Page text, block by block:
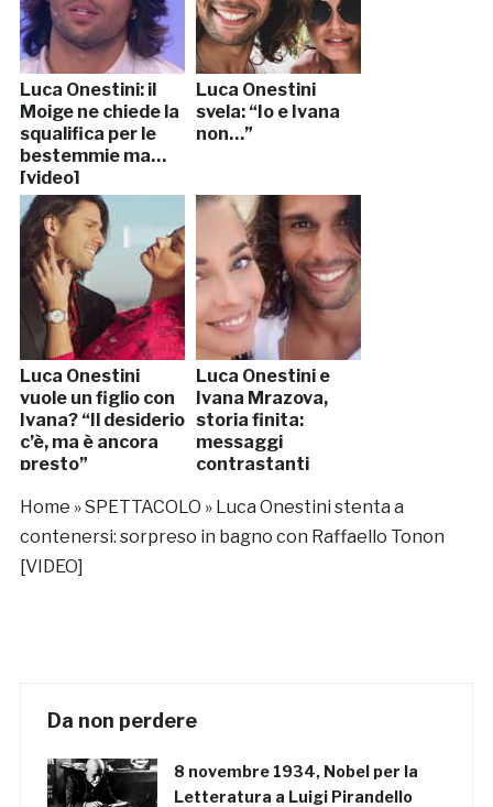
Luca Onestini: il
Moige ne chiede la
squalifica per le
bestemmie ma…
[video]
Luca Onestini
svela: “Io e Ivana
non…”
Luca Onestini
vuole un figlio con
Ivana? “Il desiderio
c’è, ma è ancora
presto”
Luca Onestini e
Ivana Mrazova,
storia finita:
messaggi
contrastanti
Home »SPETTACOLO » Luca Onestini stenta a
contenersi: sorpreso in bagno con Raffaello Tonon
[VIDEO]
Da non perdere
8 novembre 1934, Nobel per la
Letteratura a Luigi Pirandello